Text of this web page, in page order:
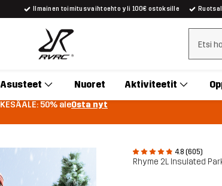
Ilmainen toimitusvaihtoehto yli 100€ ostoksille
Asusteet Nuoret Aktiviteetit
KESÄALE: 50% aleOsta nyt
4.8 (605)
Rhyme 2L Insulated